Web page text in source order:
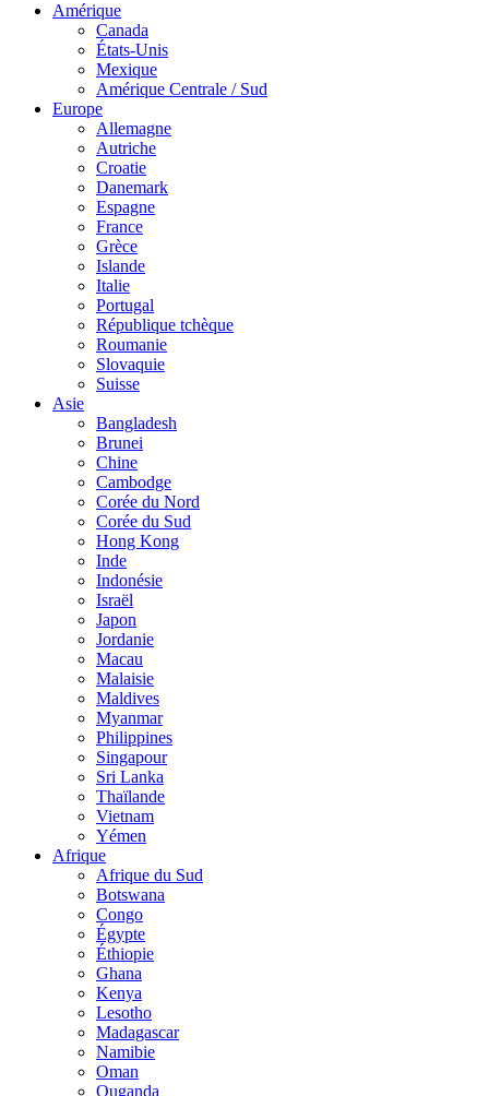
Amérique
Canada
États-Unis
Mexique
Amérique Centrale / Sud
Europe
Allemagne
Autriche
Croatie
Danemark
Espagne
France
Grèce
Islande
Italie
Portugal
République tchèque
Roumanie
Slovaquie
Suisse
Asie
Bangladesh
Brunei
Chine
Cambodge
Corée du Nord
Corée du Sud
Hong Kong
Inde
Indonésie
Israël
Japon
Jordanie
Macau
Malaisie
Maldives
Myanmar
Philippines
Singapour
Sri Lanka
Thaïlande
Vietnam
Yémen
Afrique
Afrique du Sud
Botswana
Congo
Égypte
Éthiopie
Ghana
Kenya
Lesotho
Madagascar
Namibie
Oman
Ouganda